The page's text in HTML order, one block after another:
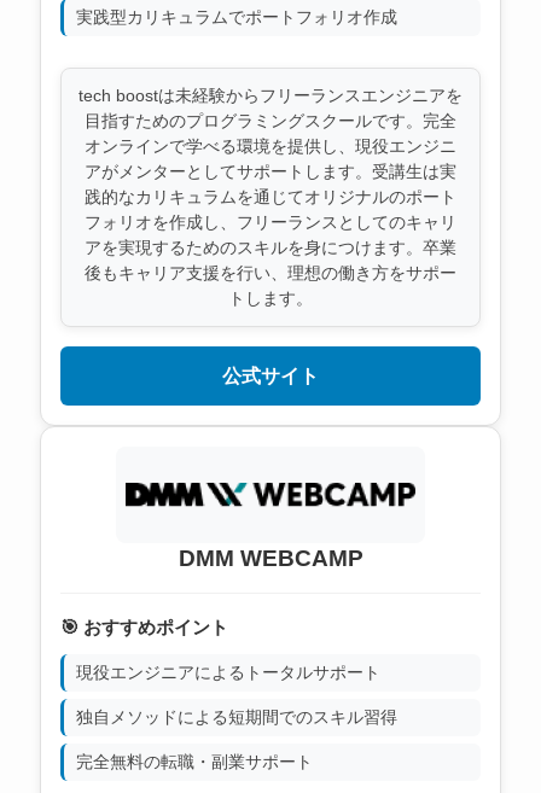
実践型カリキュラムでポートフォリオ作成
tech boostは未経験からフリーランスエンジニアを
目指すためのプログラミングスクールです。完全
オンラインで学べる環境を提供し、現役エンジニ
アがメンターとしてサポートします。受講生は実
践的なカリキュラムを通じてオリジナルのポート
フォリオを作成し、フリーランスとしてのキャリ
アを実現するためのスキルを身につけます。卒業
後もキャリア支援を行い、理想の働き方をサポー
トします。
公式サイト
DMM WEBCAMP
🎯 おすすめポイント
現役エンジニアによるトータルサポート
独自メソッドによる短期間でのスキル習得
完全無料の転職・副業サポート